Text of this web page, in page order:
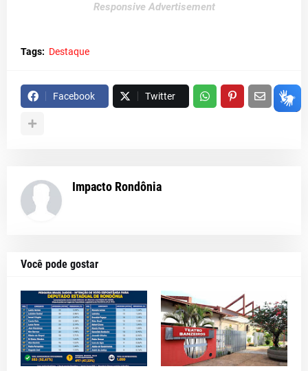
Responsive Advertisement
Tags: Destaque
Facebook Twitter
Impacto Rondônia
Você pode gostar